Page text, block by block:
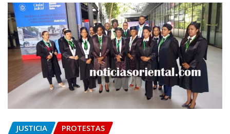
JUSTICIA PROTESTAS